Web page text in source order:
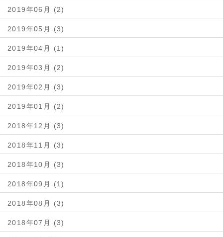
2019年06月 (2)
2019年05月 (3)
2019年04月 (1)
2019年03月 (2)
2019年02月 (3)
2019年01月 (2)
2018年12月 (3)
2018年11月 (3)
2018年10月 (3)
2018年09月 (1)
2018年08月 (3)
2018年07月 (3)